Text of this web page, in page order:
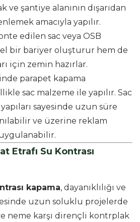
şantiye alanının dışarıdan
amacıyla yapılır.
edilen sac veya OSB
bir bariyer oluşturur hem de
için zemin hazırlar.
parapet kapama
sac malzeme ile yapılır. Sac
sayesinde uzun süre
ve üzerine reklam
uygulanabilir.
Etrafı Su Kontrası
kapama, dayanıklılığı ve
uzun soluklu projelerde
neme karşı dirençli kontrplak